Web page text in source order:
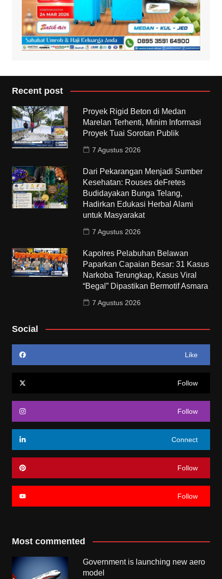
Recent post
Proyek Rigid Beton di Medan
Marelan Terhenti, Minim Informasi
Proyek Tuai Sorotan Publik
7 Agustus 2026
Dari Pekarangan Menjadi Sumber
Kesehatan: Rouses deFretes
Budidayakan Bunga Telang,
Hadirkan Edukasi Herbal Alami
untuk Masyarakat
7 Agustus 2026
Kapolres Pelabuhan Belawan
Paparkan Capaian Besar: 31 Kasus
Narkoba Terungkap, Kasus Viral
“Begal” Dipastikan Bermotif Asmara
7 Agustus 2026
Social
Like
Follow
Follow
Connect
Follow
Follow
Most commented
Government is launching new aero
model